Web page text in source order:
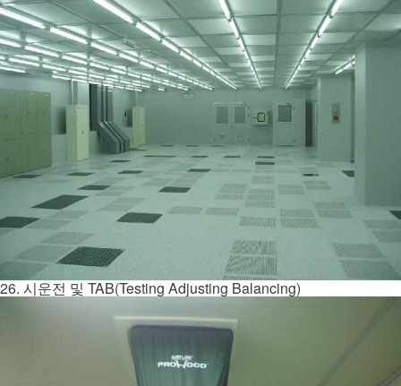
26. 시운전 및 TAB(Testing Adjusting Balancing)